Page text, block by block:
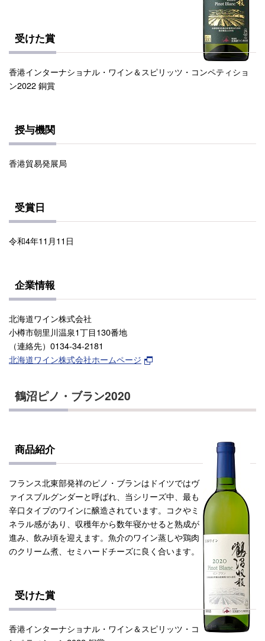
受けた賞
香港インターナショナル・ワイン＆スピリッツ・コンペティショ
ン2022 銅賞
授与機関
香港貿易発展局
受賞日
令和4年11月11日
企業情報
北海道ワイン株式会社
小樽市朝里川温泉1丁目130番地
（連絡先）0134-34-2181
北海道ワイン株式会社ホームページ
鶴沼ピノ・ブラン2020
商品紹介
フランス北東部発祥のピノ・ブランはドイツではヴ
ァイスブルグンダーと呼ばれ、当シリーズ中、最も
辛口タイプのワインに醸造されています。コクやミ
ネラル感があり、収穫年から数年寝かせると熟成が
進み、飲み頃を迎えます。魚介のワイン蒸しや鶏肉
のクリーム煮、セミハードチーズに良く合います。
受けた賞
香港インターナショナル・ワイン＆スピリッツ・コ